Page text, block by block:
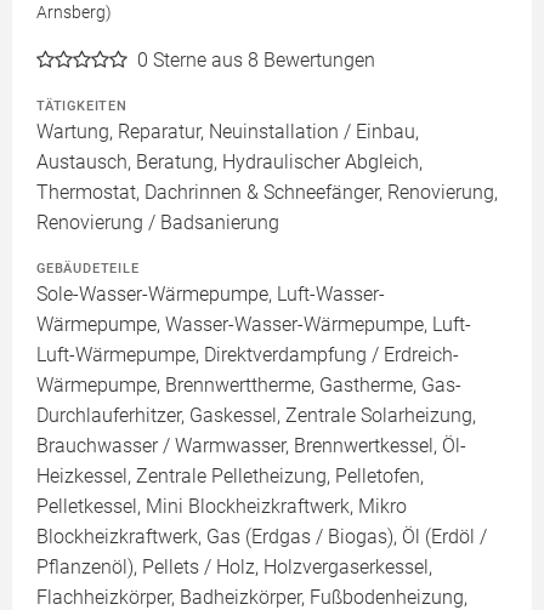
Arnsberg)
0 Sterne aus 8 Bewertungen
TÄTIGKEITEN
Wartung, Reparatur, Neuinstallation / Einbau,
Austausch, Beratung, Hydraulischer Abgleich,
Thermostat, Dachrinnen & Schneefänger, Renovierung,
Renovierung / Badsanierung
GEBÄUDETEILE
Sole-Wasser-Wärmepumpe, Luft-Wasser-
Wärmepumpe, Wasser-Wasser-Wärmepumpe, Luft-
Luft-Wärmepumpe, Direktverdampfung / Erdreich-
Wärmepumpe, Brennwerttherme, Gastherme, Gas-
Durchlauferhitzer, Gaskessel, Zentrale Solarheizung,
Brauchwasser / Warmwasser, Brennwertkessel, Öl-
Heizkessel, Zentrale Pelletheizung, Pelletofen,
Pelletkessel, Mini Blockheizkraftwerk, Mikro
Blockheizkraftwerk, Gas (Erdgas / Biogas), Öl (Erdöl /
Pflanzenöl), Pellets / Holz, Holzvergaserkessel,
Flachheizkörper, Badheizkörper, Fußbodenheizung,